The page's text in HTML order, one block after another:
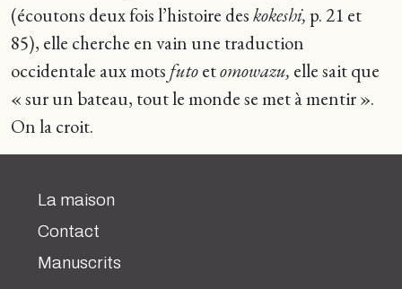
(écoutons deux fois l’histoire deskokeshi, p. 21 et
85), elle cherche en vain une traduction
occidentale aux mots futoetomowazu, elle sait que
« sur un bateau, tout le monde se met à mentir ».
On la croit.
La maison
Contact
Manuscrits